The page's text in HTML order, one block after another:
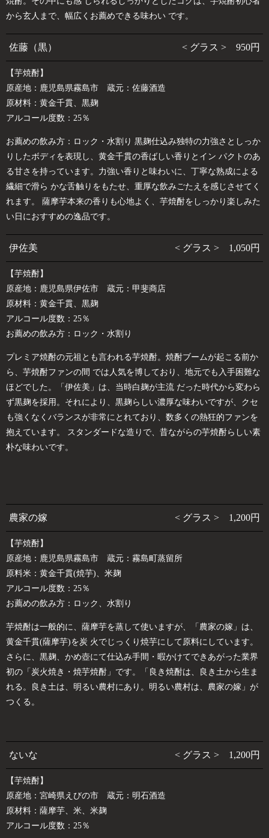
から玄人まで、幅広くお薦めできる味わい です。
佐藤（黒） < グラス > 950円
【芋焼酎】
原産地：鹿児島県霧島市 蔵元：佐藤酒造
原材料：黄金千貫、黒麹
アルコール度数：25％
お薦めの飲み方：ロック・水割り 黒麹仕込み独特の力強さとしっか
りしたボディを表現し、黄金千貫の香ばしい香りとイン パクトのあ
る甘さを持っています。力強い香りと味わいに、丁寧な熟成による
繊細で滑ら かな舌触りをもたせ、重厚な飲みごたえを感じさせてく
れます。 薩摩芋本来の香りも心地よく、芋焼酎をしっかり楽しみた
い日におすすめの逸品です。
伊佐美 < グラス > 1,050円
【芋焼酎】
原産地：鹿児島県伊佐市 蔵元：甲斐商店
原材料：黄金千貫、黒麹
アルコール度数：25％
お薦めの飲み方：ロック・水割り
プレミア焼酎の元祖とも言われる芋焼酎。焼酎ブームが起こる前か
ら、芋焼酎ファンの間 では人気を博しており、地元でも入手困難な
ほどでした。「伊佐美」は、当時白麹が主流 だった時代から変わら
ず黒麹を採用。それにより、黒麹らしい濃厚な味わいですが、クセ
も強くなくバランスが非常にとれており、数多くの熱狂的ファンを
抱えています。 スタンダードな造りで、昔ながらの芋焼酎らしい素
朴な味わいです。
農家の嫁 < グラス > 1,200円
【芋焼酎】
原産地：鹿児島県霧島市 蔵元：霧島町蒸留所
原料米：黄金千貫(焼芋)、米麹
アルコール度数：25％
お薦めの飲み方：ロック、水割り
芋焼酎は一般的に、薩摩芋を蒸して使いますが、「農家の嫁」は、
黄金千貫(薩摩芋)を炭 火でじっくり焼芋にして原料にしています。
さらに、黒麹、かめ壺にて仕込み手間・暇かけてできあがった業界
初の「炭火焼き・焼芋焼酎」です。「良き焼酎は、良き土から生ま
れる。良き土は、明るい農村にあり。明るい農村は、農家の嫁」が
つくる。
ないな < グラス > 1,200円
【芋焼酎】
原産地：宮崎県えびの市 蔵元：明石酒造
原材料：薩摩芋、米、米麹
アルコール度数：25％